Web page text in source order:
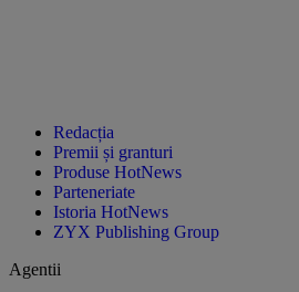
Redacția
Premii și granturi
Produse HotNews
Parteneriate
Istoria HotNews
ZYX Publishing Group
Agentii